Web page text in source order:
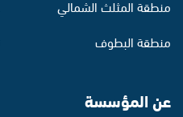
منطقة المثلث الشمالي
منطقة البطوف
عن المؤسسة